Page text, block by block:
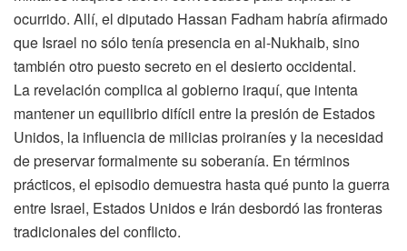
ocurrido. Allí, el diputado Hassan Fadham habría afirmado
que Israel no sólo tenía presencia en al-Nukhaib, sino
también otro puesto secreto en el desierto occidental.
La revelación complica al gobierno iraquí, que intenta
mantener un equilibrio difícil entre la presión de Estados
Unidos, la influencia de milicias proiraníes y la necesidad
de preservar formalmente su soberanía. En términos
prácticos, el episodio demuestra hasta qué punto la guerra
entre Israel, Estados Unidos e Irán desbordó las fronteras
tradicionales del conflicto.